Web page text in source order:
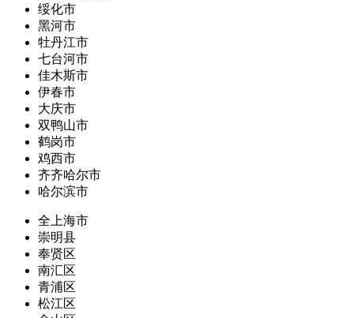
绥化市
黑河市
牡丹江市
七台河市
佳木斯市
伊春市
大庆市
双鸭山市
鹤岗市
鸡西市
齐齐哈尔市
哈尔滨市
全上海市
崇明县
奉贤区
南汇区
青浦区
松江区